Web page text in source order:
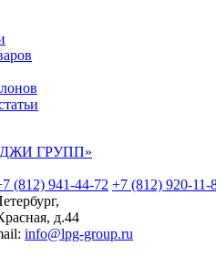
(812) 941-44-72 +7 (812) 920-11-
д.44
info@lpg-group.ru